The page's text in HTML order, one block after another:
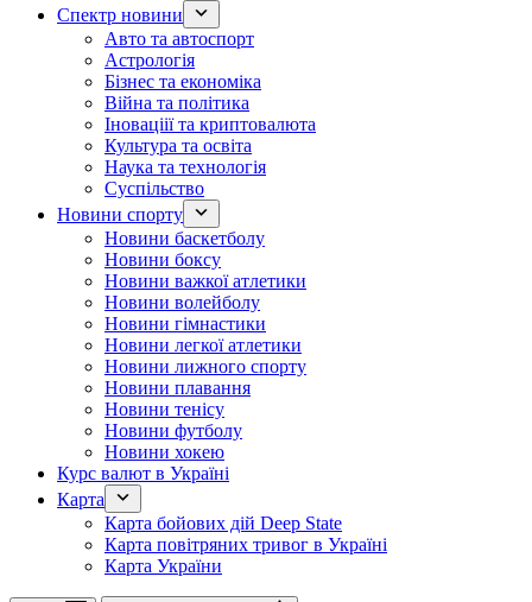
Спектр новини
Авто та автоспорт
Астрологія
Бізнес та економіка
Війна та політика
Іноваціії та криптовалюта
Культура та освіта
Наука та технологія
Суспільство
Новини спорту
Новини баскетболу
Новини боксу
Новини важкої атлетики
Новини волейболу
Новини гімнастики
Новини легкої атлетики
Новини лижного спорту
Новини плавання
Новини тенісу
Новини футболу
Новини хокею
Курс валют в Україні
Карта
Карта бойових дій Deep State
Карта повітряних тривог в Україні
Карта України